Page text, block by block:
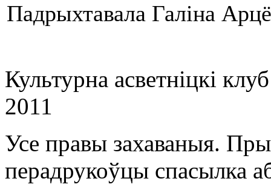
Падрыхтавала Галіна
Культурна асветнiцкi
2011
Усе правы захаваныя. Пры
перадрукоўцы спасылка